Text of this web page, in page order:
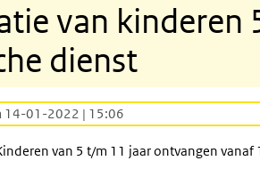
van
dienst
14-01-2022 | 15:06
van 5 t/m 11 jaar ontvangen